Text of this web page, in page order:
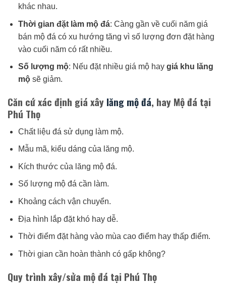
khác nhau.
Thời gian đặt làm mộ đá: Càng gần về cuối năm giá
bán mộ đá có xu hướng tăng vì số lượng đơn đặt hàng
vào cuối năm có rất nhiều.
Số lượng mộ: Nếu đặt nhiều giá mộ hay giá khu lăng
mộsẽ giảm.
Căn cứ xác định giá xây lăng mộ đá, hay Mộ đá tại
Phú Thọ
Chất liệu đá sử dụng làm mộ.
Mẫu mã, kiểu dáng của lăng mộ.
Kích thước của lăng mộ đá.
Số lượng mộ đá cần làm.
Khoảng cách vận chuyển.
Địa hình lắp đặt khó hay dễ.
Thời điểm đặt hàng vào mùa cao điểm hay thấp điểm.
Thời gian cần hoàn thành có gấp không?
Quy trình xây/sửa mộ đá tại Phú Thọ